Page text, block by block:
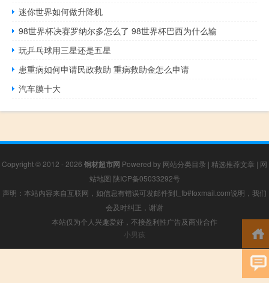
迷你世界如何做升降机
98世界杯决赛罗纳尔多怎么了 98世界杯巴西为什么输
玩乒乓球用三星还是五星
患重病如何申请民政救助 重病救助金怎么申请
汽车膜十大
Copyright © 2012 - 2026 钢材超市网 Powered by 网站分类目录 | 精选推荐文章 | 网
站地图 陕ICP备05033292号
声明：本站内容来自互联网，如信息有错误可发邮件到f_fb#foxmail.com说明，我们
会及时纠正，谢谢
本站仅为个人兴趣爱好，不接盈利性广告及商业合作
小男孩